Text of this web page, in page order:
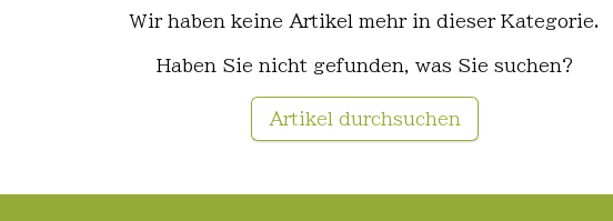
Wir haben keine Artikel mehr in dieser Kategorie.
Haben Sie nicht gefunden, was Sie suchen?
Artikel durchsuchen